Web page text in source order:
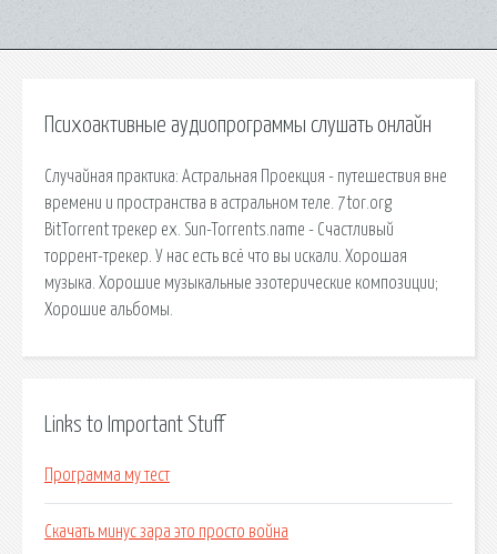
Психоактивные аудиопрограммы слушать онлайн
Случайная практика: Астральная Проекция - путешествия вне
времени и пространства в астральном теле. 7tor.org
BitTorrent трекер ex. Sun-Torrents.name - Счастливый
торрент-трекер. У нас есть всё что вы искали. Хорошая
музыка. Хорошие музыкальные эзотерические композиции;
Хорошие альбомы.
Links to Important Stuff
Программа му тест
Скачать минус зара это просто война